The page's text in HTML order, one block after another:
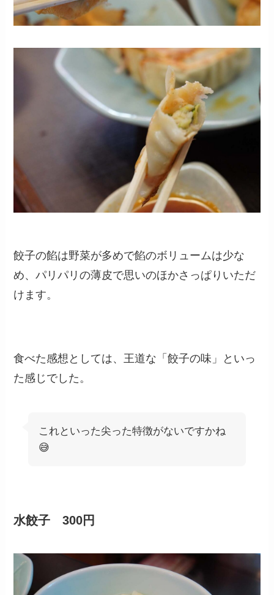
餃子の餡は野菜が多めで餡のボリュームは少な
め、パリパリの薄皮で思いのほかさっぱりいただ
けます。
食べた感想としては、王道な「餃子の味」といっ
た感じでした。
これといった尖った特徴がないですかね
😅
水餃子 300円